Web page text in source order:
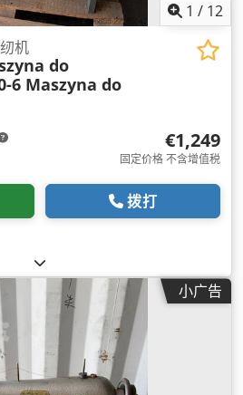
1 / 12
机
do
6 Maszyna do
€1,249
固定价格 不含增值税
拨打
小广告